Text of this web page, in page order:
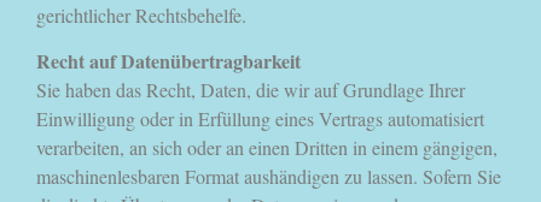
gerichtlicher Rechtsbehelfe.
Recht auf Datenübertragbarkeit
Sie haben das Recht, Daten, die wir auf Grundlage Ihrer
Einwilligung oder in Erfüllung eines Vertrags automatisiert
verarbeiten, an sich oder an einen Dritten in einem gängigen,
maschinenlesbaren Format aushändigen zu lassen. Sofern Sie